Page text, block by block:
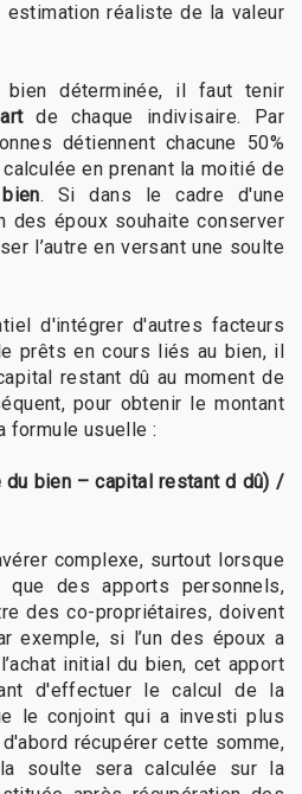
estimation réaliste de la valeur
déterminée, il faut tenir
de chaque indivisaire. Par
détiennent chacune 50%
en prenant la moitié de
. Si dans le cadre d'une
des époux souhaite conserver
l’autre en versant une soulte
d'intégrer d'autres facteurs
prêts en cours liés au bien, il
restant dû au moment de
pour obtenir le montant
formule usuelle :
du bien – capital restant d dû) /
complexe, surtout lorsque
des apports personnels,
des co-propriétaires, doivent
exemple, si l’un des époux a
initial du bien, cet apport
d'effectuer le calcul de la
le conjoint qui a investi plus
récupérer cette somme,
soulte sera calculée sur la